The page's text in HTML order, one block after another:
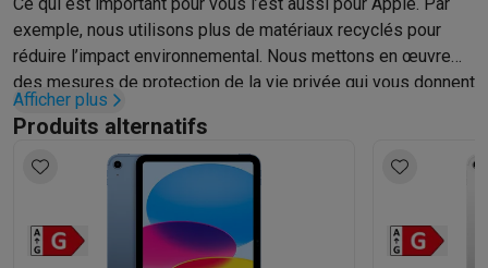
exemple, nous utilisons plus de matériaux recyclés pour
réduire l’impact environnemental. Nous mettons en œuvre
des mesures de protection de la vie privée qui vous donnent
plus de contrôle sur vos données. Et nous créons des
fonctionnalités intégrées pour rendre l’iPad accessible à
tout le monde.
Afficher plus
Produits alternatifs